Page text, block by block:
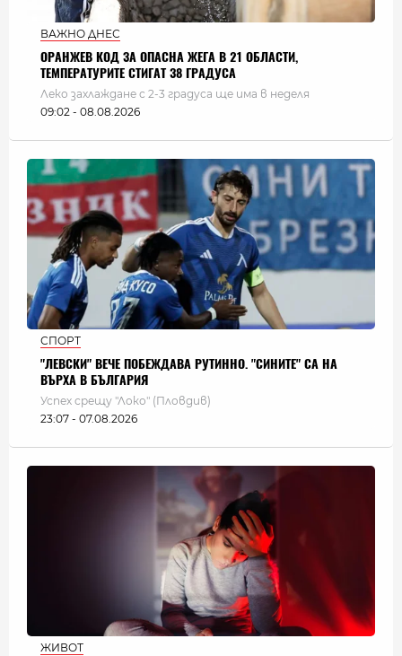
ВАЖНО ДНЕС
ОРАНЖЕВ КОД ЗА ОПАСНА ЖЕГА В 21 ОБЛАСТИ,
ТЕМПЕРАТУРИТЕ СТИГАТ 38 ГРАДУСА
Леко захлаждане с 2-3 градуса ще има в неделя
09:02 - 08.08.2026
СПОРТ
"ЛЕВСКИ" ВЕЧЕ ПОБЕЖДАВА РУТИННО. "СИНИТЕ" СА НА
ВЪРХА В БЪЛГАРИЯ
Успех срещу "Локо" (Пловдив)
23:07 - 07.08.2026
ЖИВОТ